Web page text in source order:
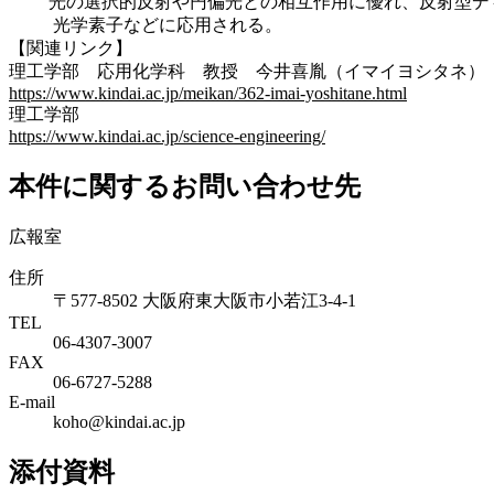
光学素子などに応用される。
【関連リンク】
理工学部 応用化学科 教授 今井喜胤（イマイヨシタネ）
https://www.kindai.ac.jp/meikan/362-imai-yoshitane.html
理工学部
https://www.kindai.ac.jp/science-engineering/
本件に関するお問い合わせ先
広報室
住所
〒577-8502 大阪府東大阪市小若江3-4-1
TEL
06‐4307‐3007
FAX
06‐6727‐5288
E-mail
koho@kindai.ac.jp
添付資料